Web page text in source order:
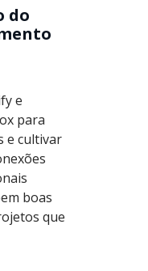
do
e
para
e cultivar
boas
que